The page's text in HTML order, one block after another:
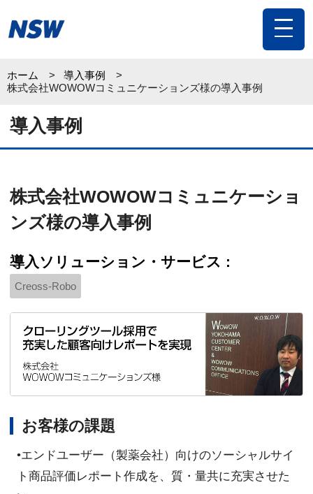
toggle
ホーム
導入事例
株式会社WOWOWコミュニケーションズ様の導入事例
導入事例
株式会社WOWOWコミュニケーショ
ンズ様の導入事例
導入ソリューション・サービス :
Creoss-Robo
お客様の課題
•エンドユーザー（製薬会社）向けのソーシャルサイ
ト商品評価レポート作成を、質・量共に充実させた